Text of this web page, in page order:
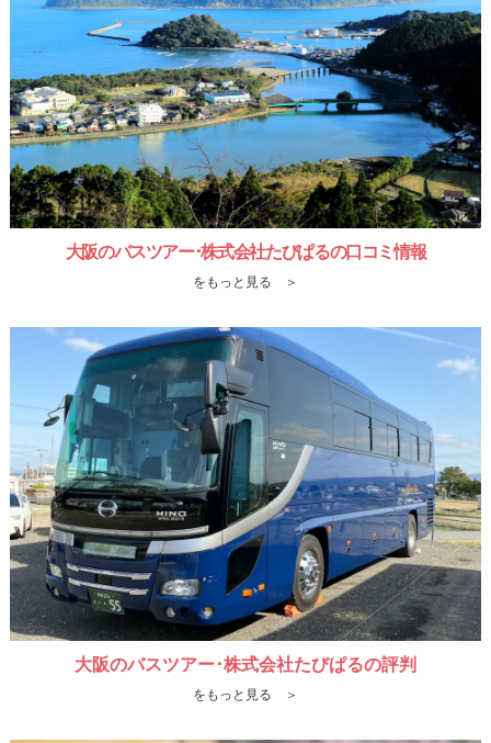
大阪のバスツアー･株式会社たびぱるの口コミ情報
をもっと見る ＞
大阪のバスツアー･株式会社たびぱるの評判
をもっと見る ＞